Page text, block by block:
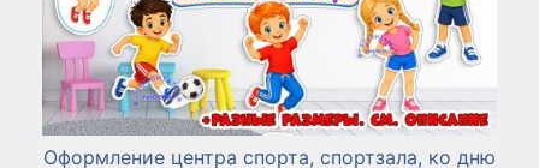
Оформление центра спорта, спортзала, ко дню